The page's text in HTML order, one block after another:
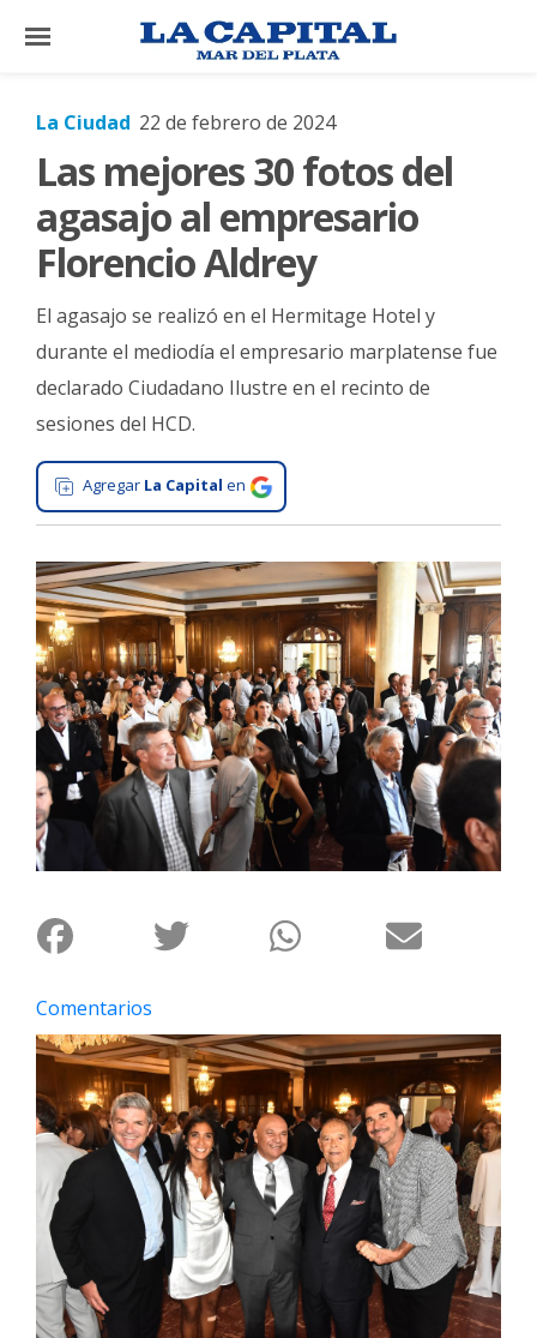
×
El
El
Mundo
La
Zona
Cultura
Tecnología
Gastronomía
Salud
Interés
General
La
Ciudad
Deportes
Arte
y
Espectáculos
Policiales
Fotos
Familia
Clasificados
Fúnebres
La Ciudad 22 de febrero de 2024
Las mejores 30 fotos del
agasajo al empresario
Florencio Aldrey
El agasajo se realizó en el Hermitage Hotel y
durante el mediodía el empresario marplatense fue
declarado Ciudadano Ilustre en el recinto de
sesiones del HCD.
Agregar La Capital en
Comentarios